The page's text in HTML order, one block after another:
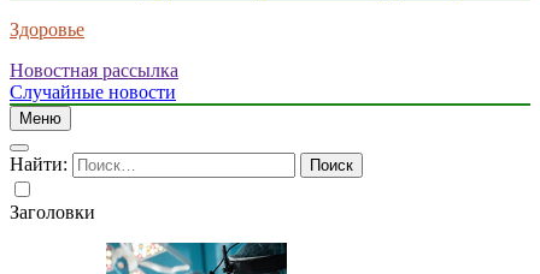
Здоровье
Новостная рассылка
Случайные новости
Меню
Найти:
Заголовки